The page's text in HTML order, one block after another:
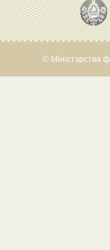
© Міністэрства